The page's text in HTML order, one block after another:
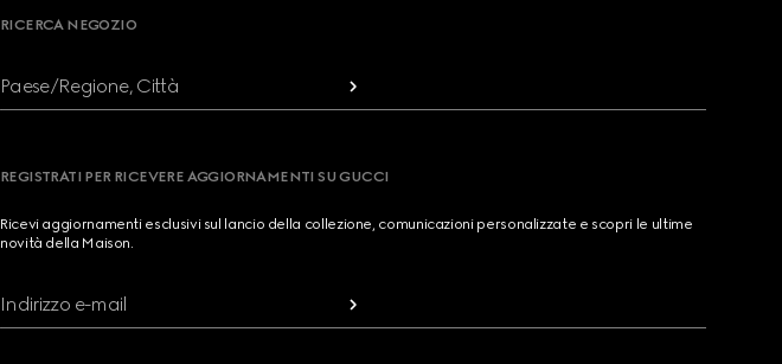
RICERCA NEGOZIO
Paese/Regione, Città
REGISTRATI PER RICEVERE AGGIORNAMENTI SU GUCCI
Ricevi aggiornamenti esclusivi sul lancio della collezione, comunicazioni personalizzate e scopri le ultime
novità della Maison.
Indirizzo e-mail